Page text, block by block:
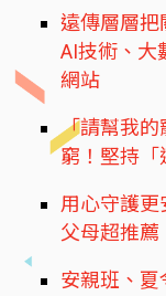
遠傳層層把
AI技術、大
網站
「請幫我的
窮！堅持「
用心守護
父母超推薦
安親班、夏